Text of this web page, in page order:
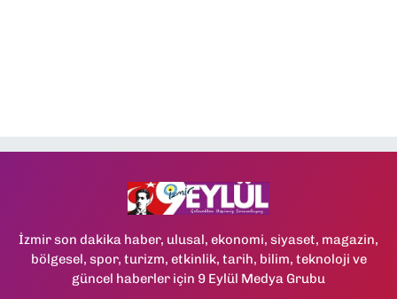
İzmir son dakika haber, ulusal, ekonomi, siyaset, magazin,
bölgesel, spor, turizm, etkinlik, tarih, bilim, teknoloji ve
güncel haberler için 9 Eylül Medya Grubu